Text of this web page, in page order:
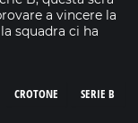
a vincere la
squadra ci ha
SERIE B
CROTONE